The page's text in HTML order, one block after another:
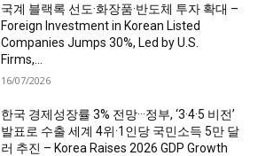
국계 블랙록 선도·화장품·반도체 투자 확대 –
Foreign Investment in Korean Listed
Companies Jumps 30%, Led by U.S.
Firms,...
16/07/2026
한국 경제성장률 3% 전망···정부, ‘3·4·5 비전’
발표로 수출 세계 4위·1인당 국민소득 5만 달
러 추진 – Korea Raises 2026 GDP Growth